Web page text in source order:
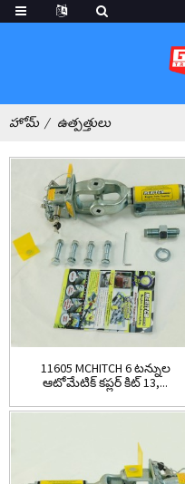
హోమ్ ఉత్పత్తులు
11605 MCHITCH 6 టన్నుల
ఆటోమేటిక్ కప్లర్ కిట్ 13,...